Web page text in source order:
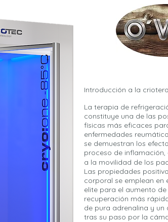
Introducción a la
La terapia de
constituye una de las
físicas más eficaces
enfermedades
se demuestran los
proceso de
a la movilidad de los
Las propiedades
corporal se emplean
elite para el aumento
recuperación más
de pura adrenalina y un
tras su paso por la